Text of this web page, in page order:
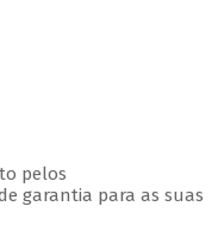
pelos
garantia para as suas